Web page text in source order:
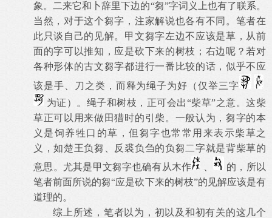
象。二来它和卜辞里下边的“芻”字词义上也有了联系。
当然，对于这个芻字，注家解说也各有不同。笔者在
此只谈自己的见解。甲文芻字左边不应该是草，从前
面的字可以推知，应是砍下来的树枝；右边呢？若对
各种形体的古文芻字都进行一番比较的话，似乎不应
该是手、刀之类，而释为绳子为好（仅举三字
为证）。绳子和树枝，正可会出“柴草”之意。这柴
草正可以用来做田猎时的引柴。一般认为，芻字的本
义是饲养牲口的草，但芻字也常常用来表示柴草之
义，如楚王负芻、反裘负刍的负芻二字就是背柴草的
意思。尤其是甲文芻字也确有从木作
的，所以
笔者前面所说的芻“应是砍下来的树枝”的见解应该是有
道理的。
综上所述，笔者以为，初以及和初有关的这几个